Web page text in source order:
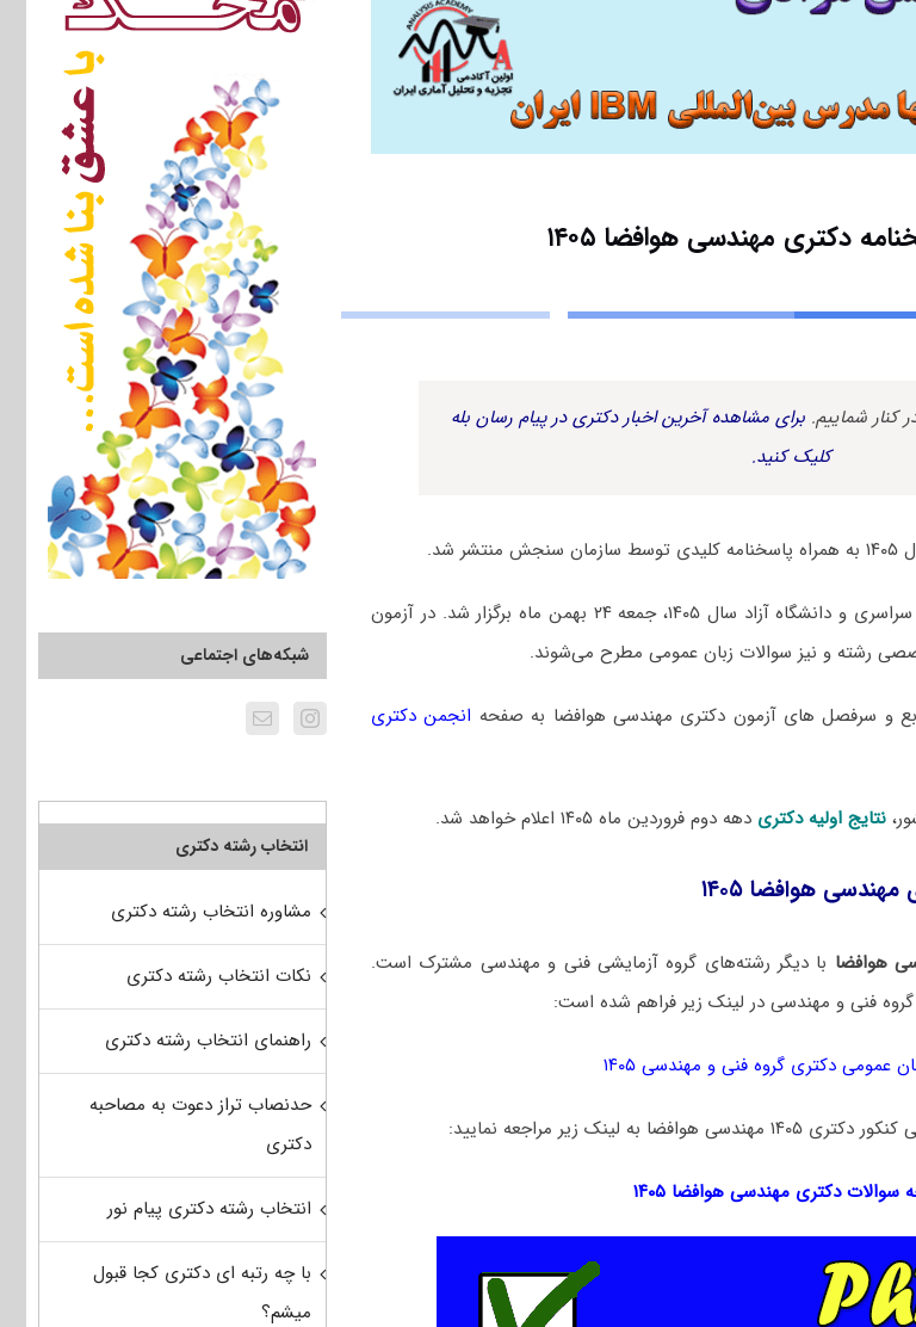
دکتری مهندسی هوافضا ۱۴۰۵
کنار شماییم. برای مشاهده آخرین اخبار دکتری در پیام رسان بله
کلیک کنید.
، کنکور دکتری سراسری و دانشگاه آزاد سال ۱۴۰۵، جمعه ۲۴ بهمن ماه برگزار شد. در آزمون
رشته و نیز سوالات زبان عمومی مطرح می‌شوند.
و سرفصل های آزمون دکتری مهندسی هوافضا به صفحه انجمن دکتری
نتایج اولیه دکتری دهه دوم فروردین ماه ۱۴۰۵ اعلام خواهد شد.
هوافضا ۱۴۰۵
هوافضا با دیگر رشته‌های گروه آزمایشی فنی و مهندسی مشترک است.
گروه فنی و مهندسی در لینک‌ زیر فراهم شده است:
عمومی دکتری گروه فنی و مهندسی ۱۴۰۵
لینک زیر مراجعه نمایید:
سوالات دکتری مهندسی هوافضا ۱۴۰۵
شبکه‌های اجتماعی
انتخاب رشته دکتری
مشاوره انتخاب رشته دکتری
نکات انتخاب رشته دکتری
راهنمای انتخاب رشته دکتری
حدنصاب تراز دعوت به مصاحبه
دکتری
انتخاب رشته دکتری پیام نور
با چه رتبه ای دکتری کجا قبول
میشم؟